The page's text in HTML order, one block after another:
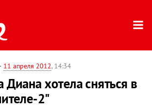
11 апреля 2012, 14:34
Диана хотела сняться в
2"